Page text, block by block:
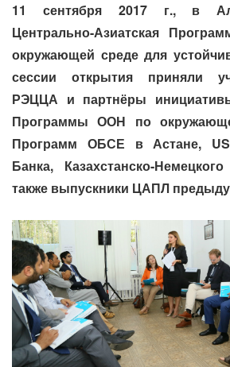
11 сентября 2017 г., в
Центрально-Азиатская
окружающей среде для
сессии открытия приняли
РЭЦЦА и партнёры
Программы ООН по
Программ ОБСЕ в Астане,
Банка, Казахстанско-
также выпускники ЦАПЛ